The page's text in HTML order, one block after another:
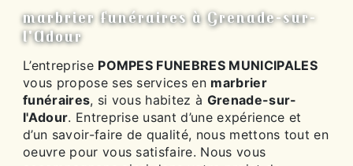
marbrier funéraires à Grenade-sur-
l'Adour
L’entreprise POMPES FUNEBRES MUNICIPALES
vous propose ses services en marbrier
funéraires, si vous habitez à Grenade-sur-
l'Adour. Entreprise usant d’une expérience et
d’un savoir-faire de qualité, nous mettons tout en
oeuvre pour vous satisfaire. Nous vous